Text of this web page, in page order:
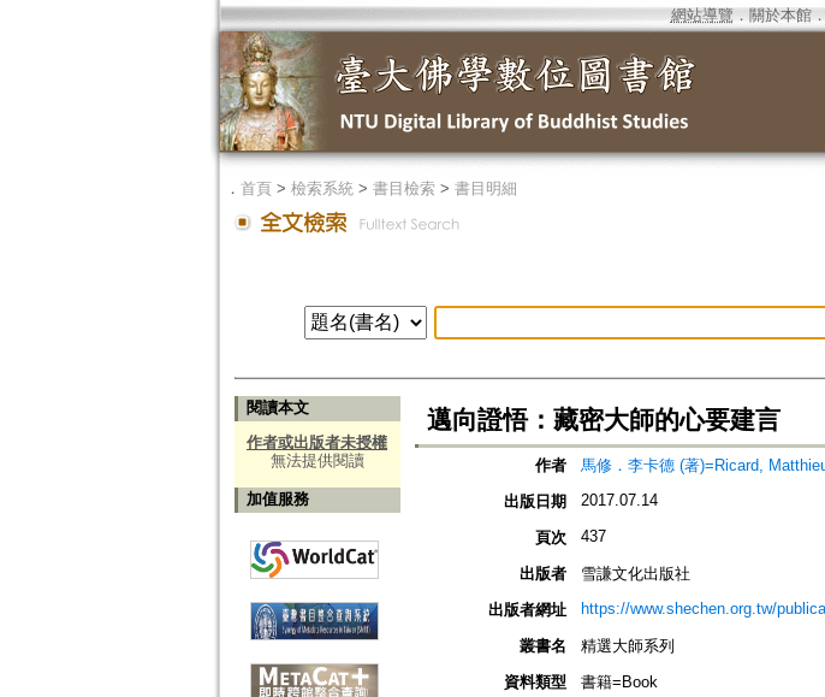
網站導覽 ． 關於本館．
． 首頁> 檢索系統> 書目檢索> 書目明細
閱讀本文
作者或出版者未授權
無法提供閱讀
加值服務
邁向證悟：藏密大師的心要建言
作者 馬修．李卡德 (著)=Ricard,
出版日期
2017.07.14
頁次 437
出版者
雪謙文化出版社
出版者網址
https://www.shechen.org.tw/
叢書名
精選大師系列
資料類型
書籍=Book